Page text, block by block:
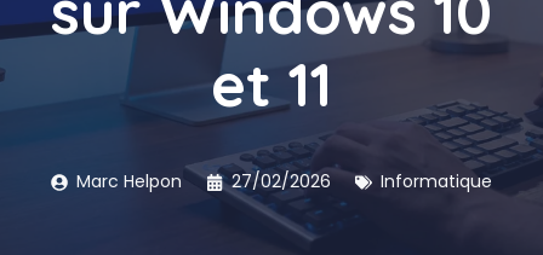
et 11
Marc Helpon 27/02/2026 Informatique